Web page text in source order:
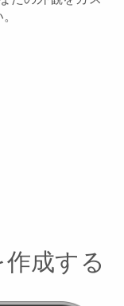
成する